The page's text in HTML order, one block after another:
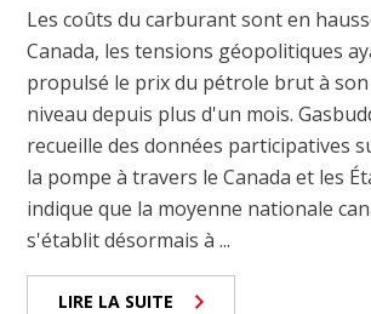
Les coûts du carburant sont en
Canada, les tensions géopolitiques
propulsé le prix du pétrole brut à
niveau depuis plus d'un mois.
recueille des données participatives
la pompe à travers le Canada et les
indique que la moyenne nationale
s'établit désormais à ...
LIRE LA SUITE